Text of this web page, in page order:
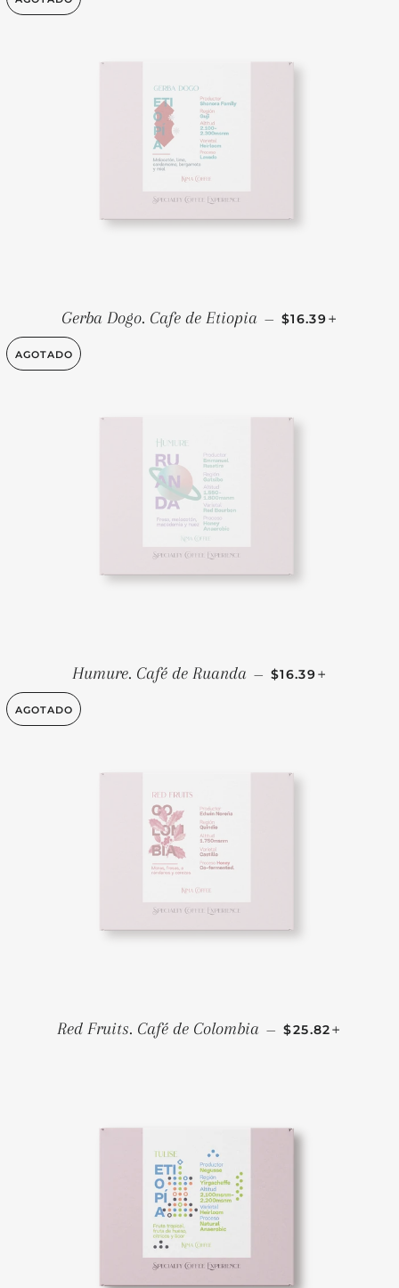
Gerba Dogo. Cafe de Etiopia — PRECIO
$16.39
AGOTADO
Humure. Café de Ruanda — PRECIO
$16.39
AGOTADO
Red Fruits. Café de Colombia — PRECIO
$25.82